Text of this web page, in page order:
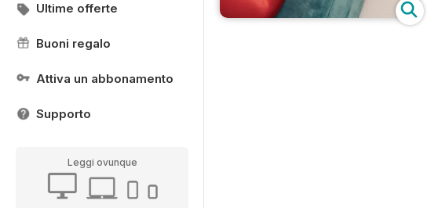
Ultime offerte
Buoni regalo
Attiva un abbonamento
Supporto
Leggi ovunque